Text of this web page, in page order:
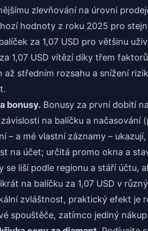
zlevňování na úrovni
hodnoty z roku 2025 pro
za 1,07 USD pro většinu
1,07 USD vítězí díky třem
až středním rozsahu a snížení
bonusy. Bonusy za první dobití
na balíčku a
– a mé vlastní záznamy –
na účet; určitá promo okna a
se liší podle regionu a stáří účtu,
na balíčku za 1,07 USD v
zvláštnost, praktický efekt je
spouštěče, zatímco jediný